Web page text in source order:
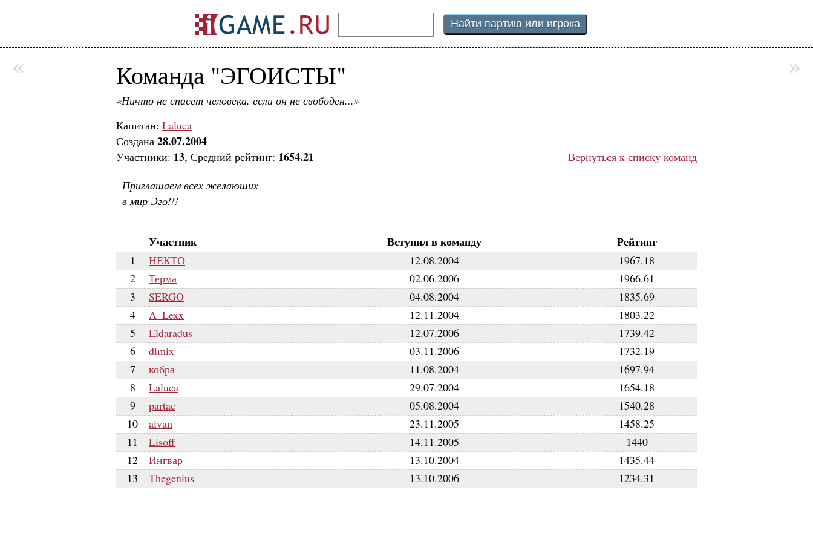
Команда "ЭГОИСТЫ"
«Ничто не спасет человека, если он не свободен...»
Капитан: Laluca
Создана 28.07.2004
Участники: 13, Средний рейтинг: 1654.21
Вернуться к списку команд
Приглашаем всех желаюших
в мир Эго!!!
Участник Вступил в команду Рейтинг
1 НЕКТО 12.08.2004
1967.18
2
Терма 02.06.2006
1966.61
3
SERGO 04.08.2004
1835.69
4
A_Lexx 12.11.2004
1803.22
5
Eldaradus 12.07.2006
1739.42
6
dimix 03.11.2006
1732.19
7
кобра 11.08.2004
1697.94
8
Laluca 29.07.2004
1654.18
9
partac 05.08.2004
1540.28
10
aivan 23.11.2005
1458.25
11
Lisoff 14.11.2005
1440
12
Ингвар 13.10.2004
1435.44
13
Thegenius 13.10.2006 1234.31
« »